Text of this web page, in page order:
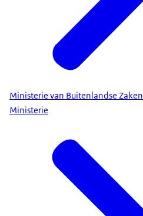
Ministerie van Buitenlandse Zaken
Ministerie